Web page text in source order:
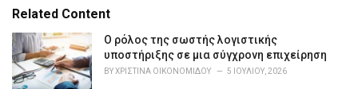
e
o
r
i
e
Related Content
Ο ρόλος της σωστής λογιστικής
υποστήριξης σε μια σύγχρονη επιχείρηση
BYΧΡΙΣΤΊΝΑ ΟΙΚΟΝΟΜΊΔΟΥ 5 ΙΟΥΛΊΟΥ, 2026